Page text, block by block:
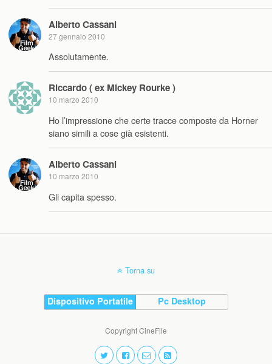
Alberto Cassani
27 gennaio 2010
Assolutamente.
Riccardo ( ex Mickey Rourke )
10 marzo 2010
Ho l’impressione che certe tracce composte da Horner
siano simili a cose già esistenti.
Alberto Cassani
10 marzo 2010
Gli capita spesso.
Torna su
Dispositivo Portatile Pc Desktop
Copyright CineFile